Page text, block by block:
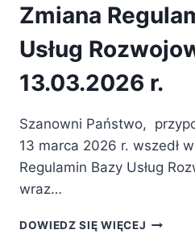
Zmiana
Usług
13.03.2026 r.
Szanowni Państwo,
13 marca 2026 r. wszedł
Regulamin Bazy Usług
wraz…
DOWIEDZ SIĘ WIĘCEJ ZMIANA